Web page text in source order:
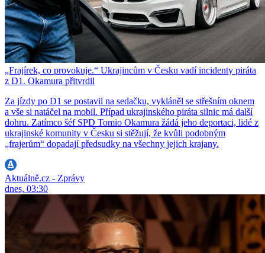
„Frajírek, co provokuje.“ Ukrajincům v Česku vadí incidenty piráta
z D1. Okamura přitvrdil
Za jízdy po D1 se postavil na sedačku, vykláněl se střešním oknem
a vše si natáčel na mobil. Případ ukrajinského piráta silnic má další
dohru. Zatímco šéf SPD Tomio Okamura žádá jeho deportaci, lidé z
ukrajinské komunity v Česku si stěžují, že kvůli podobným
„frajerům“ dopadají předsudky na všechny jejich krajany.
Aktuálně.cz - Zprávy
dnes, 03:30